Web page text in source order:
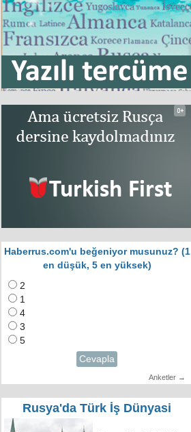
Haberrus.com'u beğeniyor musunuz? (1
en düşük, 5 en yüksek)
2
1
4
3
5
Cevapla
Anketler →
Rusya'da Türk İş Dünyasi